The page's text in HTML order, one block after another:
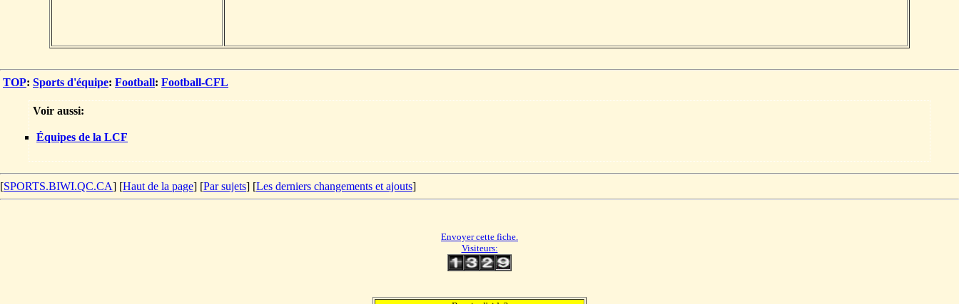
TOP: Sports d'équipe: Football: Football-CFL
Voir aussi:
Équipes de la LCF
[SPORTS.BIWI.QC.CA] [Haut de la page] [Par sujets] [Les derniers changements et ajouts]
Envoyer cette fiche.
Visiteurs: